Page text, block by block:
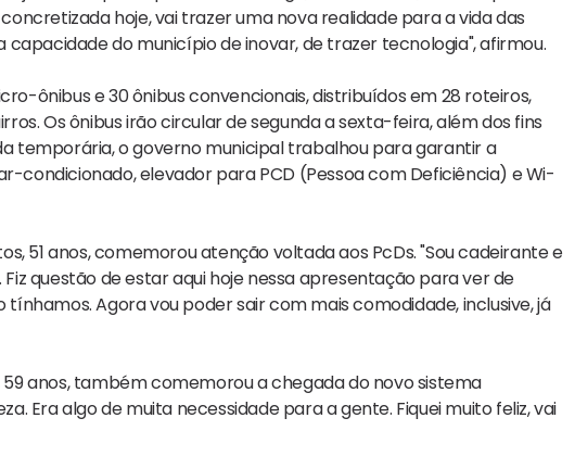
hoje, vai trazer uma nova realidade para a vida das
capacidade do município de inovar, de trazer tecnologia", afirmou.
ônibus e 30 ônibus convencionais, distribuídos em 28 roteiros,
Os ônibus irão circular de segunda a sexta-feira, além dos fins
temporária, o governo municipal trabalhou para garantir a
condicionado, elevador para PCD (Pessoa com Deficiência) e Wi-
51 anos, comemorou atenção voltada aos PcDs. "Sou cadeirante e
questão de estar aqui hoje nessa apresentação para ver de
Agora vou poder sair com mais comodidade, inclusive, já
anos, também comemorou a chegada do novo sistema
Era algo de muita necessidade para a gente. Fiquei muito feliz, vai